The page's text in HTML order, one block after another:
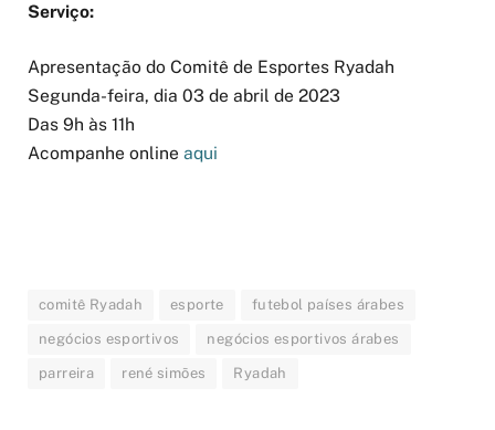
Serviço:
Apresentação do Comitê de Esportes Ryadah
Segunda-feira, dia 03 de abril de 2023
Das 9h às 11h
Acompanhe online aqui
comitê Ryadah esporte futebol países árabes
negócios esportivos negócios esportivos árabes
parreira rené simões Ryadah